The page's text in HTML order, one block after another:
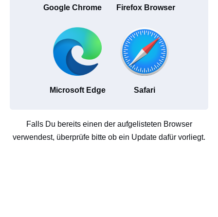
Google Chrome Firefox Browser
Microsoft Edge Safari
Falls Du bereits einen der aufgelisteten Browser
verwendest, überprüfe bitte ob ein Update dafür vorliegt.